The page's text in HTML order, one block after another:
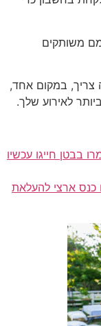
משותקים
צריך, במקום אחד,
לאירוע שלך.
בבטן חייגו עכשיו
כנס ארצי להעלאת